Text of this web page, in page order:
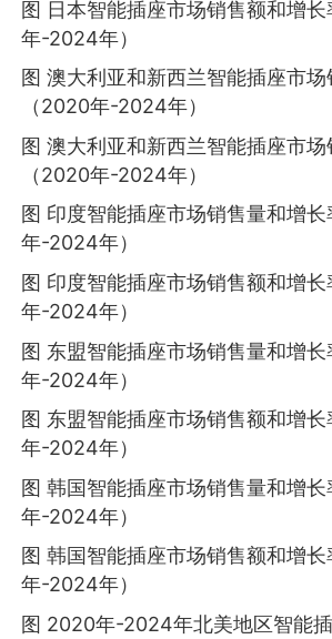
图 日本智能插座市场销售额和增
年-2024年）
图 澳大利亚和新西兰智能插座市
（2020年-2024年）
图 澳大利亚和新西兰智能插座市
（2020年-2024年）
图 印度智能插座市场销售量和增
年-2024年）
图 印度智能插座市场销售额和增
年-2024年）
图 东盟智能插座市场销售量和增
年-2024年）
图 东盟智能插座市场销售额和增
年-2024年）
图 韩国智能插座市场销售量和增
年-2024年）
图 韩国智能插座市场销售额和增
年-2024年）
图 2020年-2024年北美地区智能